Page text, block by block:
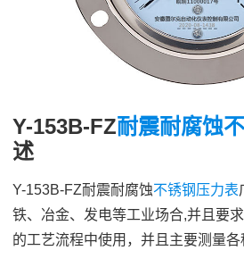
Y-153B-FZ耐震耐腐蚀
述
Y-153B-FZ耐震耐腐蚀不锈钢压力表
铁、冶金、发电等工业场合,并且要
的工艺流程中使用，并且主要测量各